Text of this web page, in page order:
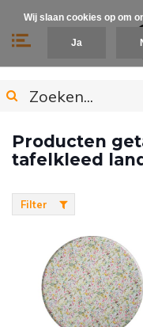
Producten
tafelkleed
Filter
Wij slaan cookies op om
Ja